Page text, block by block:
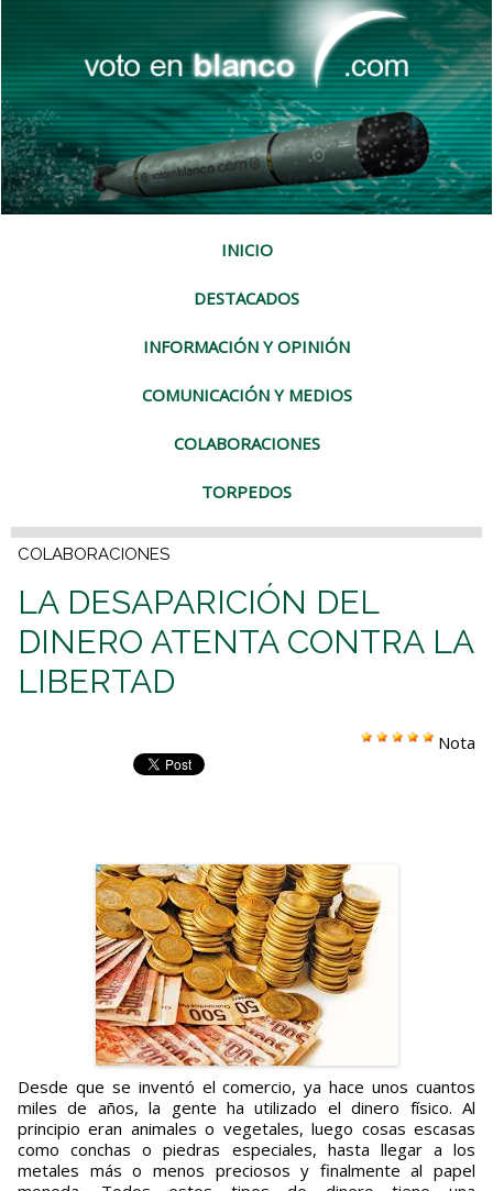
INICIO
DESTACADOS
INFORMACIÓN Y OPINIÓN
COMUNICACIÓN Y MEDIOS
COLABORACIONES
TORPEDOS
COLABORACIONES
LA DESAPARICIÓN DEL
DINERO ATENTA CONTRA LA
LIBERTAD
Nota
Desde que se inventó el comercio, ya hace unos cuantos
miles de años, la gente ha utilizado el dinero físico. Al
principio eran animales o vegetales, luego cosas escasas
como conchas o piedras especiales, hasta llegar a los
metales más o menos preciosos y finalmente al papel